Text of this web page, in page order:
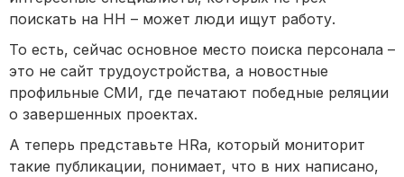
поискать на HH – может люди ищут работу.
То есть, сейчас основное место поиска персонала –
это не сайт трудоустройства, а новостные
профильные СМИ, где печатают победные реляции
о завершенных проектах.
А теперь представьте HRа, который мониторит
такие публикации, понимает, что в них написано,